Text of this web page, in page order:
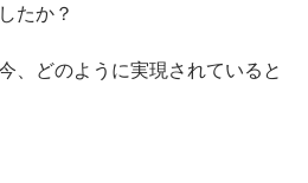
たか？
、どのように実現されていると